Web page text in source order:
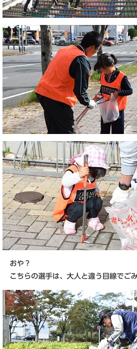
おや？
こちらの選手は、大人と違う目線でご